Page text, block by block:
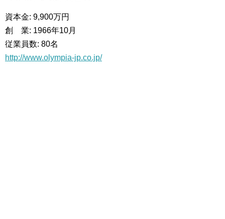
資本金: 9,900万円
創 業: 1966年10月
従業員数: 80名
http://www.olympia-jp.co.jp/